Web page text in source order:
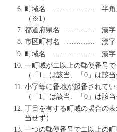
町域名 ……………… 半角カ
（※1）
都道府県名 ………… 漢字（
市区町村名 ………… 漢字（
町域名 ……………… 漢字（
一町域が二以上の郵便番
（「1」は該当、「0」は該当
小字毎に番地が起番され
（「1」は該当、「0」は該当
丁目を有する町域の場合の
当せず）
一つの郵便番号で二以上